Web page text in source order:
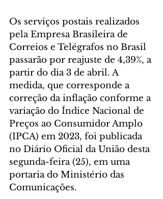
Os serviços postais realizados
pela Empresa Brasileira de
Correios e Telégrafos no Brasil
passarão por reajuste de 4,39%, a
partir do dia 3 de abril. A
medida, que corresponde a
correção da inflação conforme a
variação do Índice Nacional de
Preços ao Consumidor Amplo
(IPCA) em 2023, foi publicada
no Diário Oficial da União desta
segunda-feira (25), em uma
portaria do Ministério das
Comunicações.